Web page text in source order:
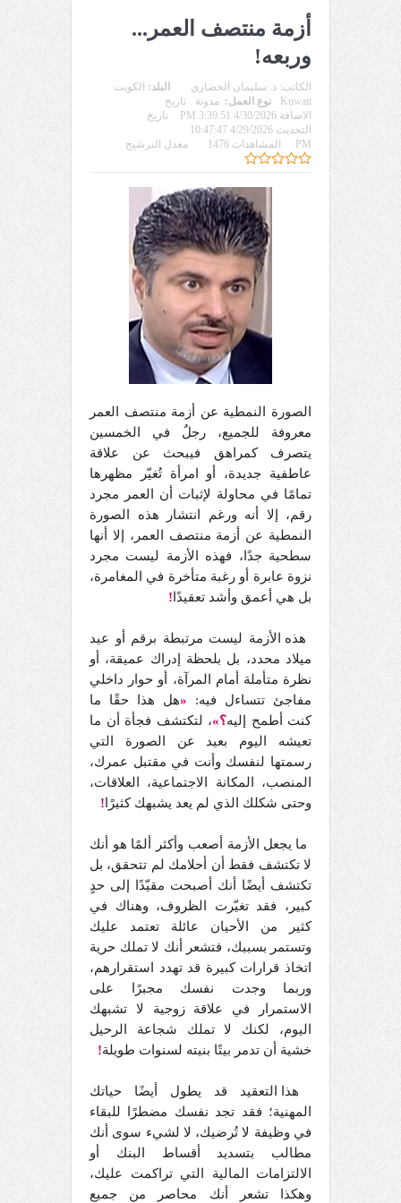
أزمة منتصف العمر...
وربعه!
الكاتب: د. سليمان الخضاري البلد: الكويت
Kuwait
نوع العمل: مدونة
تاريخ
الاضافة 4/30/2026 3:39:51 PM
تاريخ
التحديث 4/29/2026 10:47:47
PM
المشاهدات 1476 معدل الترشيح
الصورة النمطية عن أزمة منتصف العمر
معروفة للجميع، رجلٌ في الخمسين
يتصرف كمراهق فيبحث عن علاقة
عاطفية جديدة، أو امرأة تُغيّر مظهرها
تمامًا في محاولة لإثبات أن العمر مجرد
رقم، إلا أنه ورغم انتشار هذه الصورة
النمطية عن أزمة منتصف العمر، إلا أنها
سطحية جدًا، فهذه الأزمة ليست مجرد
نزوة عابرة أو رغبة متأخرة في المغامرة،
بل هي أعمق وأشد تعقيدًا !
هذه الأزمة ليست مرتبطة برقم أو عيد
ميلاد محدد، بل بلحظة إدراك عميقة، أو
نظرة متأملة أمام المرآة، أو حوار داخلي
مفاجئ تتساءل فيه: «هل هذا حقًا ما
كنت أطمح إليه؟»، لتكتشف فجأة أن ما
تعيشه اليوم بعيد عن الصورة التي
رسمتها لنفسك وأنت في مقتبل عمرك،
المنصب، المكانة الاجتماعية، العلاقات،
وحتى شكلك الذي لم يعد يشبهك كثيرًا !
ما يجعل الأزمة أصعب وأكثر ألمًا هو أنك
لا تكتشف فقط أن أحلامك لم تتحقق، بل
تكتشف أيضًا أنك أصبحت مقيّدًا إلى حدٍ
كبير، فقد تغيّرت الظروف، وهناك في
كثير من الأحيان عائلة تعتمد عليك
وتستمر بسببك، فتشعر أنك لا تملك حرية
اتخاذ قرارات كبيرة قد تهدد استقرارهم،
وربما وجدت نفسك مجبرًا على
الاستمرار في علاقة زوجية لا تشبهك
اليوم، لكنك لا تملك شجاعة الرحيل
خشية أن تدمر بيتًا بنيته لسنوات طويلة!
هذا التعقيد قد يطول أيضًا حياتك
المهنية؛ فقد تجد نفسك مضطرًا للبقاء
في وظيفة لا تُرضيك، لا لشيء سوى أنك
مطالب بتسديد أقساط البنك أو
الالتزامات المالية التي تراكمت عليك،
وهكذا تشعر أنك محاصر من جميع